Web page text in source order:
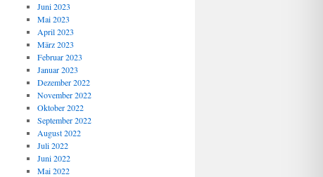
Juni 2023
Mai 2023
April 2023
März 2023
Februar 2023
Januar 2023
Dezember 2022
November 2022
Oktober 2022
September 2022
August 2022
Juli 2022
Juni 2022
Mai 2022